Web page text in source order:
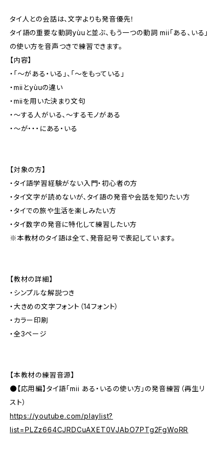
タイ人との会話は、文字よりも発音優先！
タイ語の重要な動詞yùuと並ぶ、もう一つの動詞 mii「ある、いる」
の使い方を音声つきで練習できます。
【内容】
・「～がある・いる」、「～をもっている」
・miiとyùuの違い
・miiを用いた決まり文句
・～する人がいる、～するモノがある
・～が・・・にある・いる
【対象の方】
・タイ語学習経験がない入門・初心者の方
・タイ文字が読めないが、タイ語の発音や会話を知りたい方
・タイでの旅や生活を楽しみたい方
・タイ数字の発音に特化して練習したい方
※本教材のタイ語は全て、発音記号で表記しています。
【教材の詳細】
・シンプルな解説つき
・大きめの文字フォント（14フォント）
・カラー印刷
・全3ページ
【本教材の練習音源】
●【応用編】タイ語「mii ある・いるの使い方」の発音練習（再生リ
スト）
https://youtube.com/playlist?
list=PLZz664CJRDCuAXET0VJAbO7PTg2FgWoRR